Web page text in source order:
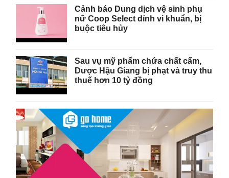
Cảnh báo Dung dịch vệ sinh phụ
nữ Coop Select dính vi khuẩn, bị
buộc tiêu hủy
Sau vụ mỹ phẩm chứa chất cấm,
Dược Hậu Giang bị phạt và truy thu
thuế hơn 10 tỷ đồng